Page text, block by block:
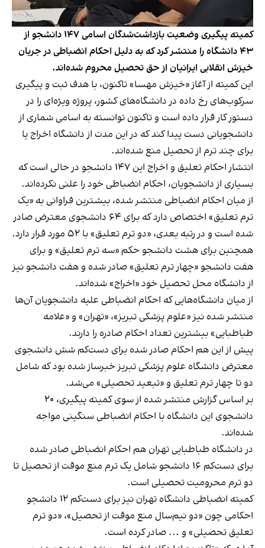
کمیته پیگیری وضعیت بازداشت‌شدگان اسامی ۱۴۷ دانشجو از
۴۳ دانشگاه را منتشر کرد که به دلیل احکام انضباطی در جریان
خیزش انقلابی ایرانیان از حق تحصیل محروم شده‌اند.
این کمیته از آغاز «خیزش مهسا» تاکنون، با هدف ثبت و پیگیری
سرکوب‌های رخ داده در دانشگاه‌های کشور، پروژه ویژه‌ای را در
دستور کار قرار داده است و تاکنون توانسته به اسامی شماری از
دانشجویانی دست پیدا کند که در این مدت از دانشگاه اخراج یا
برای چند ترم از تحصیل منع شده‌اند.
انتشار احکام تعلیق و اخراج این ۱۴۷ دانشجو در حالی است که
بسیاری از دانشجویان، احکام انضباطی خود را علنی نکرده‌اند.
از میان احکام انضباطی منتشر شده، بیشترین فراوانی به «یک
ترم تعلیق» اختصاص دارد که برای ۶۴ دانشجوی معترض صادر
شده است و در رتبه بعدی، «دو ترم تعلیق» با ۵۲ مورد قرار دارد.
همچنین برای هشت دانشجو حکم «سه ترم تعلیق» و برای
هفت دانشجو «چهار ترم تعلیق» صادر شده و هفت دانشجو نیز
از دانشگاه محل تحصیل خود «اخراج» شده‌اند.
از میان دانشگاه‌هایی که احکام انضباطی علیه دانشجویان آن‌ها
منتشر شده نیز «علوم پزشکی تبریز»، «تهران» و «علامه
طباطبایی» بیشترین تعداد احکام صادره را دارند.
پیش از این هم احکام صادر شده برای دست‌کم شش دانشجوی
معترض دانشگاه علوم پزشکی تبریز خبرساز شده بود که شامل
دو تا چهار ترم تعلیق و «تبعید تحصیلی» می‌شد.
بر اساس گزارش منتشر شده از سوی کمیته پیگیری، ۲۰
دانشجوی این دانشگاه با احکام انضباطی سنگینی مواجه
شده‌اند.
در دانشگاه طباطبایی تهران هم احکام انضباطی صادر شده
برای دست‌کم ۱۶ دانشجو شامل یک ترم منع موقت از تحصیل تا
دو ترم محرومیت تحصیلی است.
کمیته انضباطی دانشگاه تهران نیز برای دست‌کم ۱۲ دانشجو
احکامی چون «دو نیم‌سال منع موقت از تحصیل»، «دو ترم
تعلیق تحصیلی» و ... صادر کرده است.